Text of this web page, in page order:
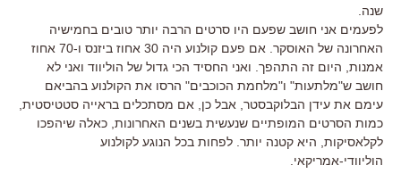
שנה.
לפעמים אני חושב שפעם היו סרטים הרבה יותר טובים בחמישיה
האחרונה של האוסקר. אם פעם קולנוע היה 30 אחוז ביזנס ו-70 אחוז
אמנות, היום זה התהפך. ואני החסיד הכי גדול של הוליווד ואני לא
חושב ש"מלתעות" ו"מלחמת הכוכבים" הרסו את הקולנוע בהביאם
עימם את עידן הבלוקבסטר, אבל כן, אם מסתכלים בראייה סטטיסטית,
כמות הסרטים המופתיים שנעשית בשנים האחרונות, כאלה שיהפכו
לקלאסיקות, היא קטנה יותר. לפחות בכל הנוגע לקולנוע
הוליוודי-אמריקאי.